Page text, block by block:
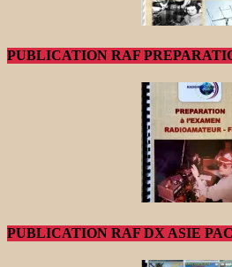
PUBLICATION RAF
PUBLICATION RAF DX ASIE